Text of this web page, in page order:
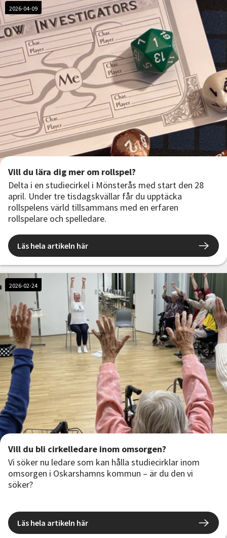
2026-04-09
Vill du lära dig mer om rollspel?
Delta i en studiecirkel i Mönsterås med start den 28
april. Under tre tisdagskvällar får du upptäcka
rollspelens värld tillsammans med en erfaren
rollspelare och spelledare.
Läs hela artikeln här
2026-02-24
Vill du bli cirkelledare inom omsorgen?
Vi söker nu ledare som kan hålla studiecirklar inom
omsorgen i Oskarshamns kommun – är du den vi
söker?
Läs hela artikeln här